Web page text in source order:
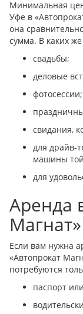
Минимальная
Уфе в
она
сумма. В каких же
свадьбы;
деловые
фотосессии;
свидания,
для драйв-
машины
для
Аренда
Магнат»
Если вам нужна
«Автопрокат
потребуются
паспорт